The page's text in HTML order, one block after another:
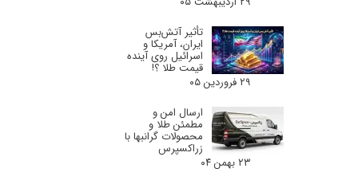
تأثیر آتش‌بس
ایران، آمریکا و
اسرائیل روی آینده
قیمت طلا ؟!
۲۹ فروردین ۰۵
ارسال امن و
مطمئن طلا و
محصولات گرانبها با
زراکسپرس
۲۳ بهمن ۰۴